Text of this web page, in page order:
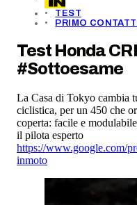
TEST
PRIMO
Test Honda
#Sottoesame
La Casa di Tokyo cambia
ciclistica, per un 450 che
coperta: facile e
il pilota esperto
https://www.google.com/
inmoto